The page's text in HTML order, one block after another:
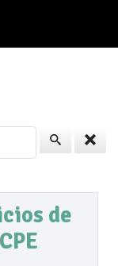
de